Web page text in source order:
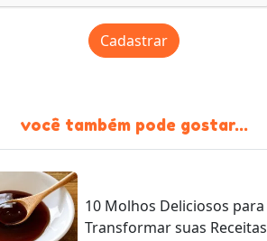
Cadastrar
você também pode gostar...
10 Molhos Deliciosos para
Transformar suas Receitas